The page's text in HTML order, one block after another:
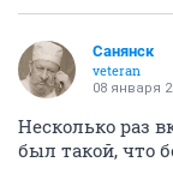
Санянск
veteran
08 января
Несколько раз
был такой, что